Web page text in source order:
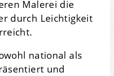
Malerei die
durch Leichtigkeit
national als
und